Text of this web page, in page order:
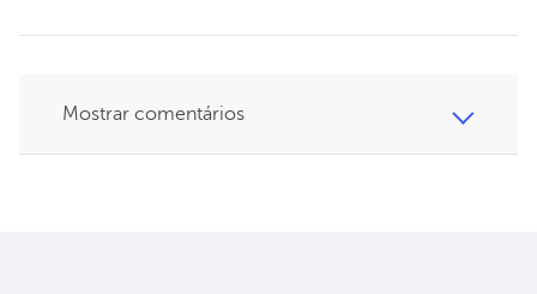
Mostrar comentários